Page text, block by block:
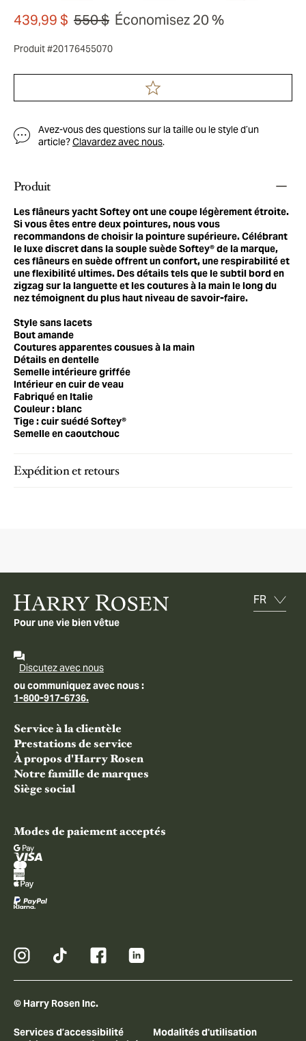
439,99 $ 550 $ Économisez 20 %
Produit #20176455070
Avez-vous des questions sur la taille ou le style d’un
article?Clavardez avec nous.
Produit
Les flâneurs yacht Softey ont une coupe légèrement étroite.
Si vous êtes entre deux pointures, nous vous
recommandons de choisir la pointure supérieure. Célébrant
le luxe discret dans la souple suède Softey® de la marque,
ces flâneurs en suède offrent un confort, une respirabilité et
une flexibilité ultimes. Des détails tels que le subtil bord en
zigzag sur la languette et les coutures à la main le long du
nez témoignent du plus haut niveau de savoir-faire.
Style sans lacets
Bout amande
Coutures apparentes cousues à la main
Détails en dentelle
Semelle intérieure griffée
Intérieur en cuir de veau
Fabriqué en Italie
Couleur : blanc
Tige : cuir suédé Softey®
Semelle en caoutchouc
Expédition et retours
Pour une vie bien vêtue
Discutez avec nous
ou communiquez avec nous :
1-800-917-6736.
Service à la clientèle
Prestations de service
À propos d'Harry Rosen
Notre famille de marques
Siège social
Modes de paiement acceptés
© Harry Rosen Inc.
Services d’accessibilité
Modalités d'utilisation